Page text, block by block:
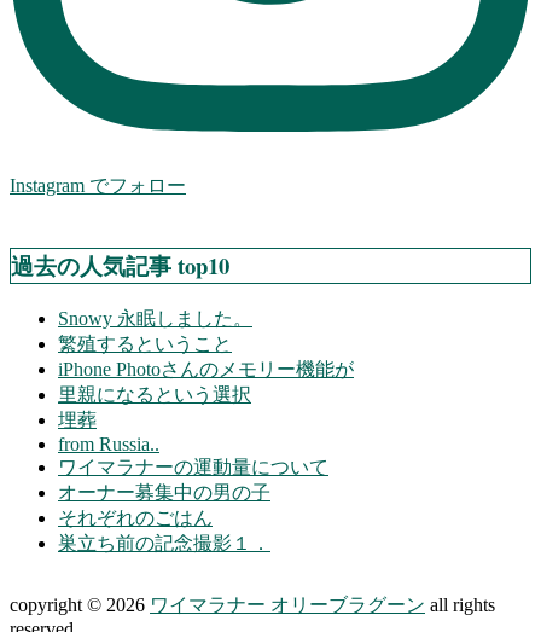
Instagram でフォロー
過去の人気記事 top10
Snowy 永眠しました。
繁殖するということ
iPhone Photoさんのメモリー機能が
里親になるという選択
埋葬
from Russia..
ワイマラナーの運動量について
オーナー募集中の男の子
それぞれのごはん
巣立ち前の記念撮影１．
copyright © 2026 ワイマラナー オリーブラグーン all rights